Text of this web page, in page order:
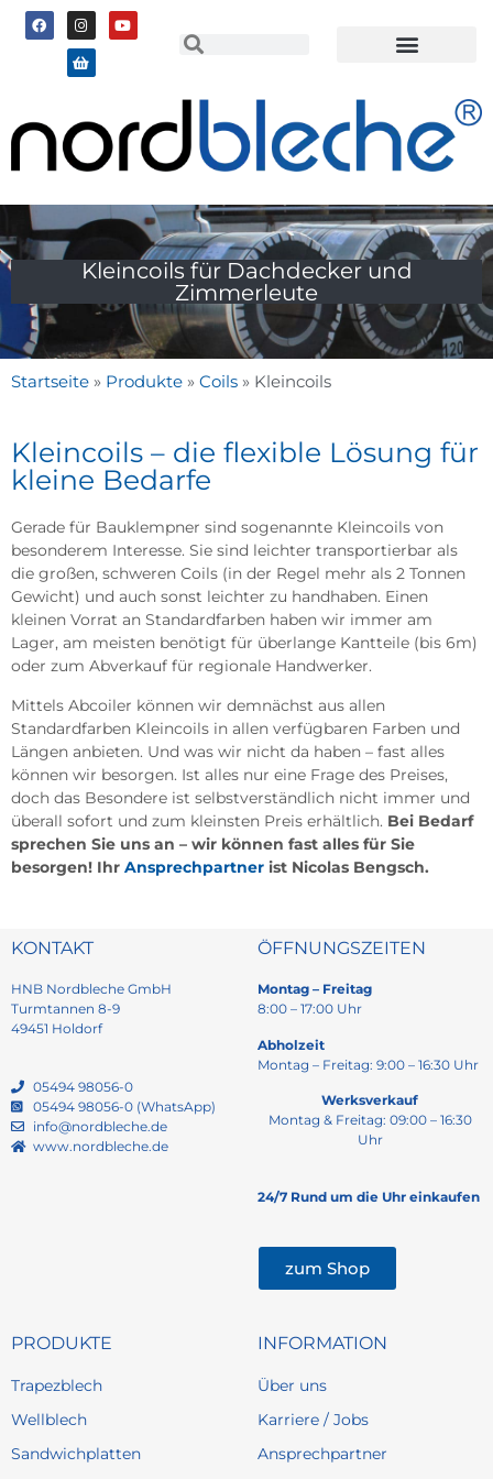
Kleincoils für Dachdecker und
Zimmerleute
Startseite » Produkte » Coils » Kleincoils
Kleincoils – die flexible Lösung für
kleine Bedarfe
Gerade für Bauklempner sind sogenannte Kleincoils von
besonderem Interesse. Sie sind leichter transportierbar als
die großen, schweren Coils (in der Regel mehr als 2 Tonnen
Gewicht) und auch sonst leichter zu handhaben. Einen
kleinen Vorrat an Standardfarben haben wir immer am
Lager, am meisten benötigt für überlange Kantteile (bis 6m)
oder zum Abverkauf für regionale Handwerker.
Mittels Abcoiler können wir demnächst aus allen
Standardfarben Kleincoils in allen verfügbaren Farben und
Längen anbieten. Und was wir nicht da haben – fast alles
können wir besorgen. Ist alles nur eine Frage des Preises,
doch das Besondere ist selbstverständlich nicht immer und
überall sofort und zum kleinsten Preis erhältlich. Bei Bedarf
sprechen Sie uns an – wir können fast alles für Sie
besorgen! Ihr Ansprechpartner ist Nicolas Bengsch.
KONTAKT
HNB Nordbleche GmbH
Turmtannen 8-9
49451 Holdorf
05494 98056-0
05494 98056-0 (WhatsApp)
info@nordbleche.de
www.nordbleche.de
ÖFFNUNGSZEITEN
Montag – Freitag
8:00 – 17:00 Uhr
Abholzeit
Montag – Freitag: 9:00 – 16:30 Uhr
Werksverkauf
Montag & Freitag: 09:00 – 16:30
Uhr
24/7 Rund um die Uhr einkaufen
zum Shop
PRODUKTE
Trapezblech
Wellblech
Sandwichplatten
INFORMATION
Über uns
Karriere / Jobs
Ansprechpartner